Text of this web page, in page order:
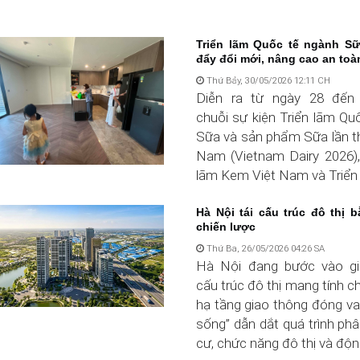
Triển lãm Quốc tế ngành
đẩy đổi mới, nâng cao an
Thứ Bảy, 30/05/2026 12:11 CH
Diễn ra từ ngày 28 đến
chuỗi sự kiện Triển lãm
Sữa và sản phẩm Sữa lần
Nam (Vietnam Dairy
lãm Kem Việt Nam và
Hà Nội tái cấu trúc đô thị
chiến lược
Thứ Ba, 26/05/2026 04:26 SA
Hà Nội đang bước vào
cấu trúc đô thị mang tính
hạ tầng giao thông đóng
sống” dẫn dắt quá trình
cư, chức năng đô thị và